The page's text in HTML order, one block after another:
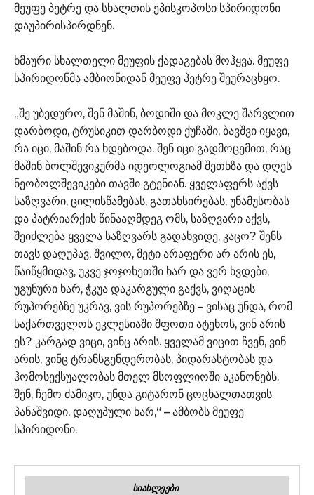
მეუფე პეტრე და სხალთის ეპისკოპოსი სპირიდონი
დაუპირისპირდნენ.
ხმაური სხალთელი მეუფის ქადაგებას მოჰყვა. მეუფე
სპირიდონმა ამბიონიდან მეუფე პეტრე შეურაცხყო.
„შე უბედურო, შენ მაშინ, ბოდიში და მოკლე შარვლით
დარბოდი, ტრუსიკით დარბოდი ქუჩაში, ბავშვი იყავი,
რა იცი, მაშინ რა ხდებოდა. შენ იცი გადმოცემით, რაც
მაშინ ბოლშევიკურმა იდეოლოგიამ შეთხზა და დღეს
ნეობოლშევიკები თავში გტენიან. ყველაფერს აქვს
საზღვარი, ცილისწამებას, გათახსირებას, უნამუსობას
და პატრიარქის წინააღმდეგ ომს, საზღვარი აქვს,
შეიძლება ყველა საზღვარს გადახვიდე, კაცო? შენს
თავს დაღუპავ, შვილო, მეტი არაფერი არ არის ეს,
წაიწყმიდავ, უკვე ჯოჯოხეთში ხარ და ვერ ხვდები,
უგუნური ხარ, ჭკუა დაკარგული გაქვს, ვიღაცის
რუპორებზე უკრავ, ვის რუპორებზე – ვისაც უნდა, რომ
საქართველოს ეკლესიაში შფოთი ატეხოს, ვინ არის
ეს? კარგად ვიცი, ვინც არის. ყველამ ვიცით ჩვენ, ვინ
არის, ვინც ტრანსგენდერობას, პიდარასტობას და
ჰომოსექსუალობას მთელ მსოფლიოში აკანონებს.
შენ, ჩემო ძამიკო, უნდა გიტარონ ცოცხალთათვის
პანაშვიდი, დაღუპული ხარ,“ – ამბობს მეუფე
სპირიდონი.
ᲡᲘᲐᲮᲚᲔᲔᲑᲘ